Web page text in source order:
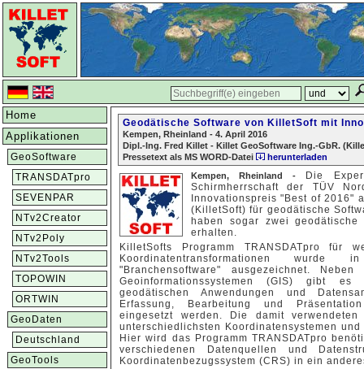
Home
Applikationen
GeoSoftware
TRANSDATpro
SEVENPAR
NTv2Creator
NTv2Poly
NTv2Tools
TOPOWIN
ORTWIN
GeoDaten
Deutschland
GeoTools
Geodätische Software von KilletSoft mit
Kempen, Rheinland - 4. April 2016
Dipl.-Ing. Fred Killet - Killet GeoSoftware Ing.-GbR.
Pressetext als MS WORD-Datei
herunterladen
Kempen, Rheinland -
Die
Schirmherrschaft der TÜV
Innovationspreis "Best of 2016"
(KilletSoft) für geodätische
haben sogar zwei
erhalten.
KilletSofts Programm TRANSDATpro für
Koordinatentransformationen
"Branchensoftware" ausgezeichnet.
Geoinformationssystemen (GIS) gibt
geodätischen Anwendungen und
Erfassung, Bearbeitung und
eingesetzt werden. Die damit
unterschiedlichsten Koordinatensystemen und
Hier wird das Programm TRANSDATpro
verschiedenen Datenquellen und
Koordinatenbezugssystem (CRS) in ein